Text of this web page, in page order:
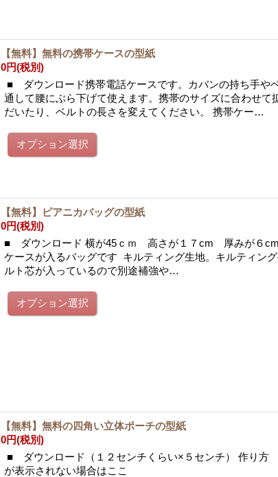
【無料】無料の携帯ケースの型紙
0円(税別)
■ ダウンロード携帯電話ケースです。カバンの持ち手や
通して腰にぶら下げて使えます。携帯のサイズに合わせて
だいたり、ベルトの長さを変えてください。 携帯ケー…
【無料】ピアニカバッグの型紙
0円(税別)
■ ダウンロード 横が45ｃｍ 高さが１７cm 厚みが６cm
ケースが入るバッグです キルティング生地。キルティン
ルト芯が入っているので別途補強や…
【無料】無料の四角い立体ポーチの型紙
0円(税別)
■ ダウンロード（１２センチくらい×５センチ） 作り
が表示されない場合はここ